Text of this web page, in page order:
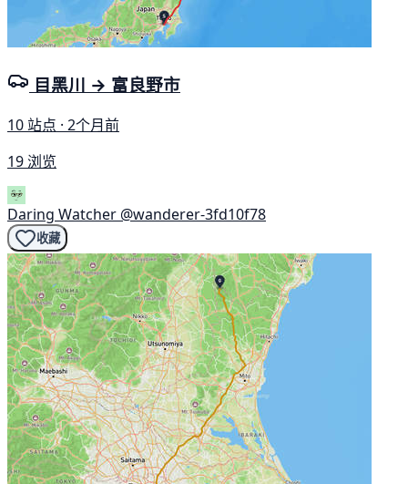
目黑川 → 富良野市
10 站点 · 2个月前
19 浏览
Daring Watcher @wanderer-3fd10f78
收藏